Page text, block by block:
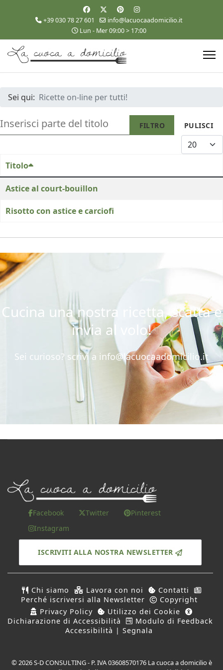
+39 030 78 27 601
info@lacuocaadomicilio.it
Lun - Mer 09:00 > 17:00
Sei qui: Ricette on-line per tutti!
INSERISCI PARTE DEL TITOLO FILTRO PULISCI
Titolo
Astice al court-bouillon
Risotto con astice e carciofi
Cucina una nostra ricetta, scatta e
invia al volo!
Sei curioso? scrivi a info@lacuocaadomicilio.it
Facebook Twitter
Pinterest
Instagram
ISCRIVITI ALLA NOSTRA NEWSLETTER
Chi siamo Lavora con noi
Contatti
Perché iscriversi alla Newsletter
Copyright
Privacy Policy
Utilizzo dei Cookie
Dichiarazione di Accessibilità
Modulo di Feedback
Accessibilità | Segnala
© 2026 S-D CONSULTING - P. IVA 03608570176 La cuoca a domicilio è